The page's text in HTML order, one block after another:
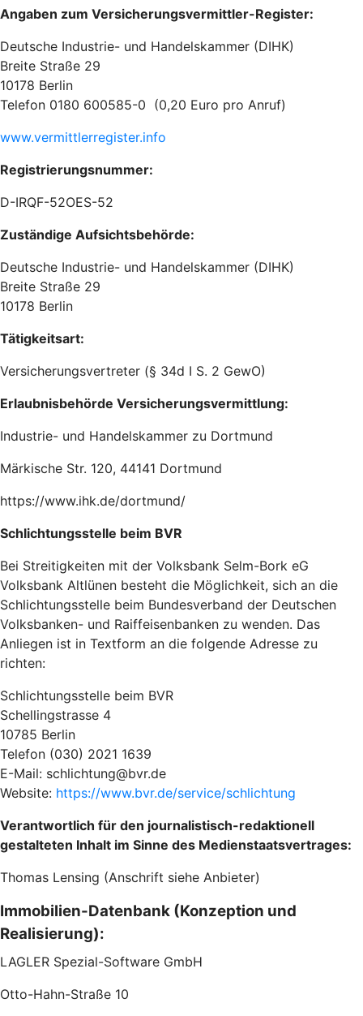
Angaben zum Versicherungsvermittler-Register:
Deutsche Industrie- und Handelskammer (DIHK)
Breite Straße 29
10178 Berlin
Telefon 0180 600585-0 (0,20 Euro pro Anruf)
www.vermittlerregister.info
Registrierungsnummer:
D-IRQF-52OES-52
Zuständige Aufsichtsbehörde:
Deutsche Industrie- und Handelskammer (DIHK)
Breite Straße 29
10178 Berlin
Tätigkeitsart:
Versicherungsvertreter (§ 34d I S. 2 GewO)
Erlaubnisbehörde Versicherungsvermittlung:
Industrie- und Handelskammer zu Dortmund
Märkische Str. 120, 44141 Dortmund
https://www.ihk.de/dortmund/
Schlichtungsstelle beim BVR
Bei Streitigkeiten mit der Volksbank Selm-Bork eG
Volksbank Altlünen besteht die Möglichkeit, sich an die
Schlichtungsstelle beim Bundesverband der Deutschen
Volksbanken- und Raiffeisenbanken zu wenden. Das
Anliegen ist in Textform an die folgende Adresse zu
richten:
Schlichtungsstelle beim BVR
Schellingstrasse 4
10785 Berlin
Telefon (030) 2021 1639
E-Mail: schlichtung@bvr.de
Website: https://www.bvr.de/service/schlichtung
Verantwortlich für den journalistisch-redaktionell
gestalteten Inhalt im Sinne des Medienstaatsvertrages:
Thomas Lensing (Anschrift siehe Anbieter)
Immobilien-Datenbank (Konzeption und
Realisierung):
LAGLER Spezial-Software GmbH
Otto-Hahn-Straße 10